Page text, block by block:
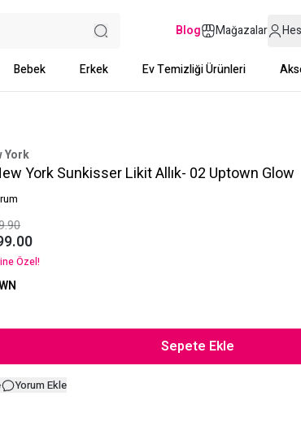
Blog Mağazalar
Bebek Erkek Ev Temizliği Ürünleri
York
York Sunkisser Likit Allık- 02 Uptown Glow
Özel!
Sepete Ekle
Yorum Ekle